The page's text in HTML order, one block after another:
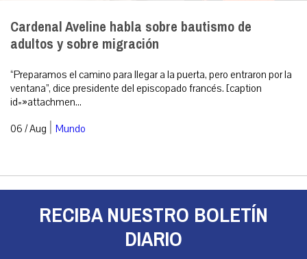
Cardenal Aveline habla sobre bautismo de
adultos y sobre migración
“Preparamos el camino para llegar a la puerta, pero entraron por la
ventana”, dice presidente del episcopado francés. [caption
id=»attachmen...
06 / Aug | Mundo
RECIBA NUESTRO BOLETÍN
DIARIO